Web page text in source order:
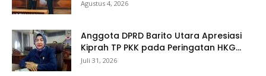
Agustus 4, 2026
Anggota DPRD Barito Utara Apresiasi
Kiprah TP PKK pada Peringatan HKG...
Juli 31, 2026